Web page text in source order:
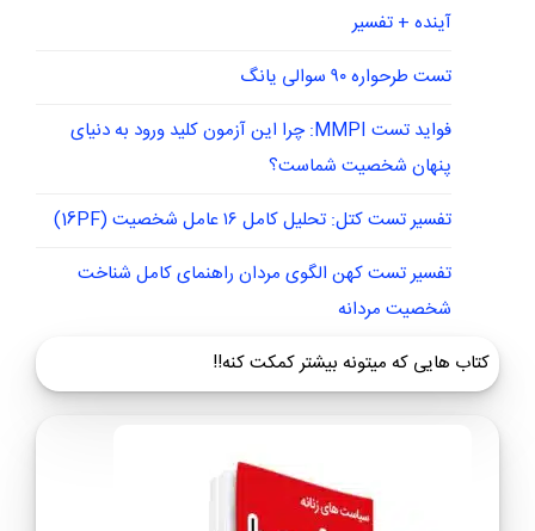
آینده + تفسیر
تست طرحواره ۹۰ سوالی یانگ
فواید تست MMPI: چرا این آزمون کلید ورود به دنیای
پنهان شخصیت شماست؟
تفسیر تست کتل: تحلیل کامل ۱۶ عامل شخصیت (16PF)
تفسیر تست کهن الگوی مردان راهنمای کامل شناخت
شخصیت مردانه
کتاب هایی که میتونه بیشتر کمکت کنه!!